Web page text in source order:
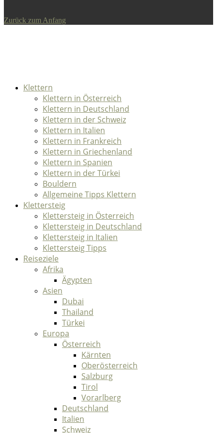
Zurück zum Anfang
Klettern
Klettern in Österreich
Klettern in Deutschland
Klettern in der Schweiz
Klettern in Italien
Klettern in Frankreich
Klettern in Griechenland
Klettern in Spanien
Klettern in der Türkei
Bouldern
Allgemeine Tipps Klettern
Klettersteig
Klettersteig in Österreich
Klettersteig in Deutschland
Klettersteig in Italien
Klettersteig Tipps
Reiseziele
Afrika
Ägypten
Asien
Dubai
Thailand
Türkei
Europa
Österreich
Kärnten
Oberösterreich
Salzburg
Tirol
Vorarlberg
Deutschland
Italien
Schweiz